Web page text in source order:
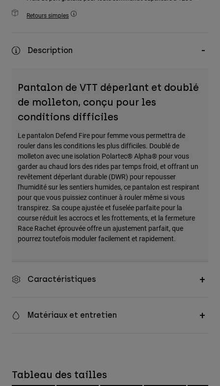
Accessoires
Retours simples
Description
Pantalon de VTT déperlant et doublé
de molleton, conçu pour les
conditions difficiles
Le pantalon Defend Fire pour femme vous permettra de
rouler dans les conditions les plus difficiles. Doublé de
molleton avec une isolation Polartec® Alpha® pour vous
garder au chaud lors des rides par temps froid, et offrant un
revêtement déperlant durable (DWR) pour repousser
l'humidité sur les sentiers humides, ce pantalon est respirant
pour que vous puissiez continuer à rouler même si vous
transpirez. Sa coupe ajustée et fuselée parfaite pour la
course réduit les accrocs et les frottements, et la fermeture
Race Rachet éprouvée offre un ajustement parfait, que
pourrez toutefois moduler facilement et rapidement.
Caractéristiques
Matériaux et entretien
Tableau des tailles